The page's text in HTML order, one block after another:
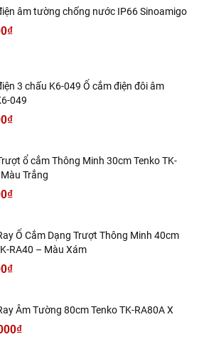
âm tường chống nước IP66 Sinoamigo
3 chấu K6-049 Ổ cắm điện đôi âm
049
ổ cắm Thông Minh 30cm Tenko TK-
Trắng
Ổ Cắm Dạng Trượt Thông Minh 40cm
RA40 – Màu Xám
Âm Tường 80cm Tenko TK-RA80A X